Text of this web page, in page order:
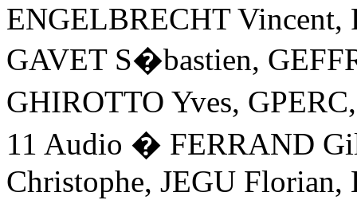
ENGELBRECHT Vincent,
GAVET S�bastien,
GHIROTTO Yves,
11 Audio � FERRAND
Christophe, JEGU